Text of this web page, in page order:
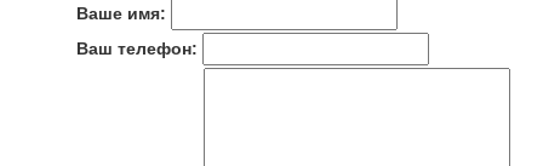
Ваше имя:
Ваш телефон: